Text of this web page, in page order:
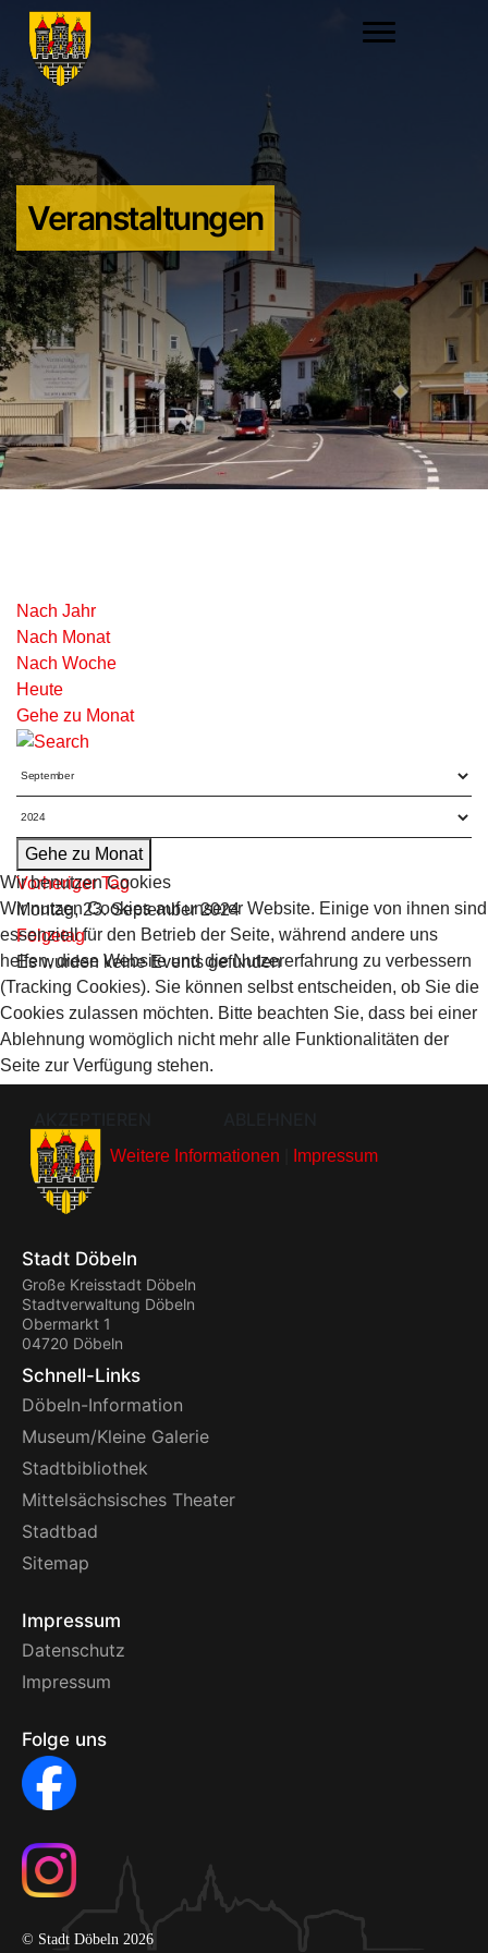
Veranstaltungen
Nach Jahr
Nach Monat
Nach Woche
Heute
Gehe zu Monat
Gehe zu Monat
Vorheriger Tag
Montag, 23. September 2024
Folgetag
Es wurden keine Events gefunden
Stadt Döbeln
Große Kreisstadt Döbeln
Stadtverwaltung Döbeln
Obermarkt 1
04720 Döbeln
Schnell-Links
Döbeln-Information
Museum/Kleine Galerie
Stadtbibliothek
Mittelsächsisches Theater
Stadtbad
Sitemap
Impressum
Datenschutz
Impressum
Folge uns
© Stadt Döbeln 2026
Wir benutzen Cookies
Wir nutzen Cookies auf unserer Website. Einige von ihnen sind
essenziell für den Betrieb der Seite, während andere uns
helfen, diese Website und die Nutzererfahrung zu verbessern
(Tracking Cookies). Sie können selbst entscheiden, ob Sie die
Cookies zulassen möchten. Bitte beachten Sie, dass bei einer
Ablehnung womöglich nicht mehr alle Funktionalitäten der
Seite zur Verfügung stehen.
Weitere Informationen Impressum